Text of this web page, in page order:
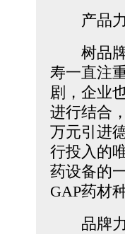
产品力
树品牌
寿一直注
剧，企业
进行结合
万元引进
行投入的
药设备的
GAP药材
品牌力